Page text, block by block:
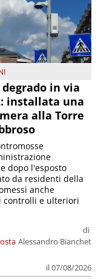
in via
installata una
alla Torre
di
Alessandro Bianchet
il 07/08/2026
dopo l'esposto
da residenti della
anche
controlli e ulteriori